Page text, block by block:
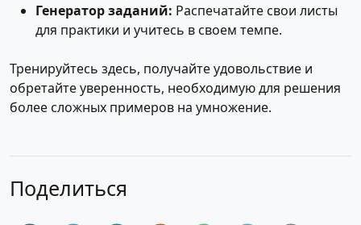
Генератор заданий: Распечатайте свои листы
для практики и учитесь в своем темпе.
Тренируйтесь здесь, получайте удовольствие и
обретайте уверенность, необходимую для решения
более сложных примеров на умножение.
Поделиться